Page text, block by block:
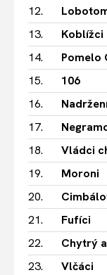
12.
13.
Koblížci
14.
Pomelo
15.
106
16.
17.
18.
Vládci
19.
Moroni
20.
21.
Fufíci
22.
Chytrý
23.
Vlčáci